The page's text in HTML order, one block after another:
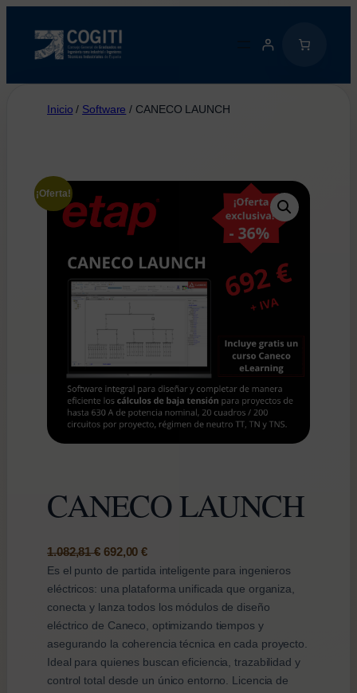
contenido
Inicio / Software / CANECO LAUNCH
¡Oferta!
CANECO LAUNCH
1.082,81€ E
p
r
e
c
i
o
692,00€E
l
p
r
e
c
i
o
Es el punto de partida inteligente para ingenieros
eléctricos: una plataforma unificada que organiza,
conecta y lanza todos los módulos de diseño
eléctrico de Caneco, optimizando tiempos y
asegurando la coherencia técnica en cada proyecto.
Ideal para quienes buscan eficiencia, trazabilidad y
control total desde un único entorno. Licencia de